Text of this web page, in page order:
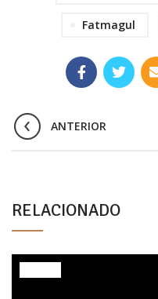
Fatmagul
ANTERIOR
RELACIONADO